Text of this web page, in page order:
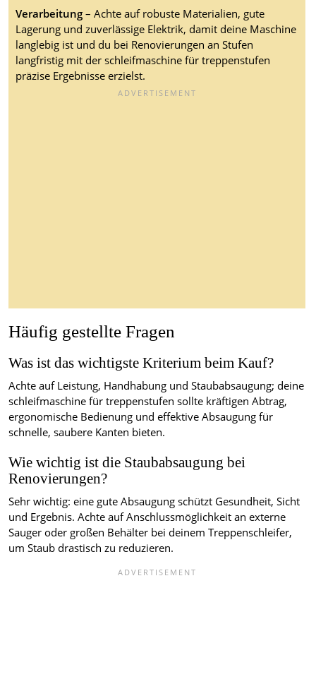
Verarbeitung– Achte auf robuste Materialien, gute
Lagerung und zuverlässige Elektrik, damit deine Maschine
langlebig ist und du bei Renovierungen an Stufen
langfristig mit der schleifmaschine für treppenstufen
präzise Ergebnisse erzielst.
Häufig gestellte Fragen
Was ist das wichtigste Kriterium beim Kauf?
Achte auf Leistung, Handhabung und Staubabsaugung; deine
schleifmaschine für treppenstufen sollte kräftigen Abtrag,
ergonomische Bedienung und effektive Absaugung für
schnelle, saubere Kanten bieten.
Wie wichtig ist die Staubabsaugung bei
Renovierungen?
Sehr wichtig: eine gute Absaugung schützt Gesundheit, Sicht
und Ergebnis. Achte auf Anschlussmöglichkeit an externe
Sauger oder großen Behälter bei deinem Treppenschleifer,
um Staub drastisch zu reduzieren.